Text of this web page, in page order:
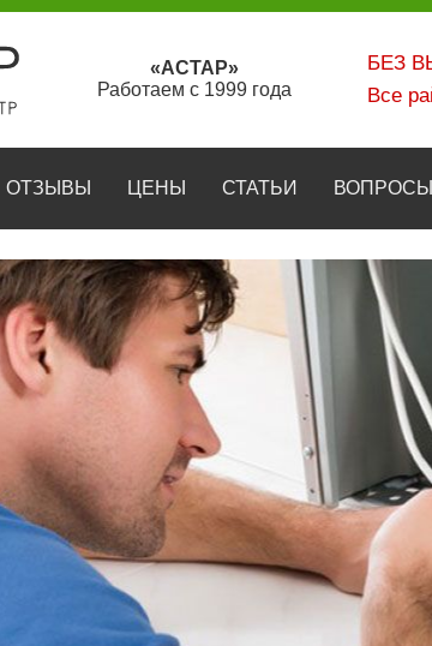
«АСТАР»
Работаем с 1999 года
БЕЗ
Все
ОТЗЫВЫ ЦЕНЫ СТАТЬИ